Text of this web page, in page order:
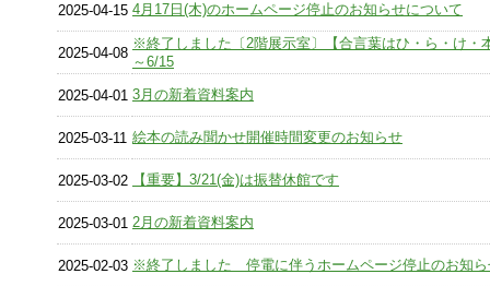
2025-04-15 4月17日(木)のホームページ停止のお知らせについて
2025-04-08
※終了しました〔2階展示室〕【合言葉はひ・ら・け・
～6/15
2025-04-01 3月の新着資料案内
2025-03-11 絵本の読み聞かせ開催時間変更のお知らせ
2025-03-02 【重要】3/21(金)は振替休館です
2025-03-01 2月の新着資料案内
2025-02-03 ※終了しました 停電に伴うホームページ停止のお知ら